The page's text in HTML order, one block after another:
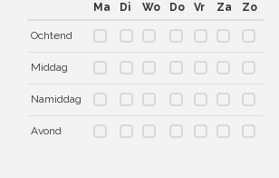
Ma Di Wo Do Vr Za Zo
Ochtend
Middag
Namiddag
Avond